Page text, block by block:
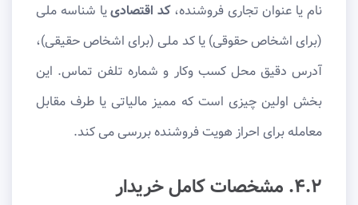
نام یا عنوان تجاری فروشنده،کد اقتصادییا شناسه ملی
(برای اشخاص حقوقی) یا کد ملی (برای اشخاص حقیقی)،
آدرس دقیق محل کسب وکار و شماره تلفن تماس. این
بخش اولین چیزی است که ممیز مالیاتی یا طرف مقابل
معامله برای احراز هویت فروشنده بررسی می کند.
۴.۲. مشخصات کامل خریدار